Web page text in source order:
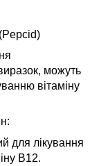
можуть
вітаміну
для лікування
B12.